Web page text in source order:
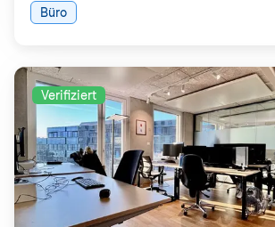
Büro
Verifiziert